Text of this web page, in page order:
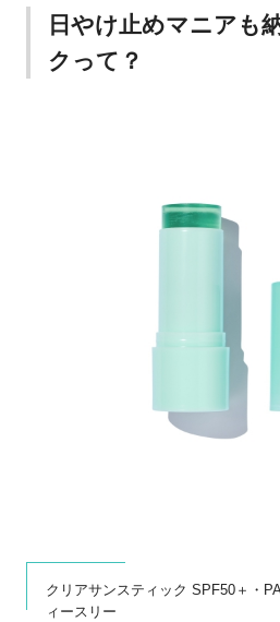
日やけ止めマニアも
クって？
クリアサンスティック SPF50＋・
ィースリー